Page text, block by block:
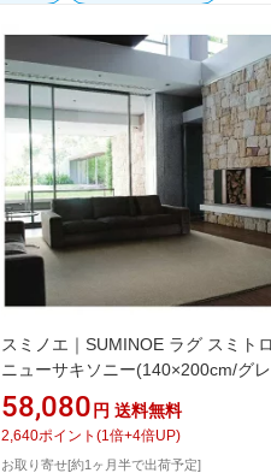
スミノエ｜SUMINOE ラグ スミト
ニューサキソニー(140×200cm/グレ
【サイズオーダー可能】
58,080 円 送料無料
2,640ポイント (1 倍+4倍UP)
お取り寄せ[約1ヶ月半で出荷予定]